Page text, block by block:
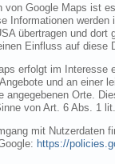
von Google Maps ist
Informationen werden
übertragen und dort
Einfluss auf diese
erfolgt im Interesse
und an einer
angegebenen Orte.
von Art. 6 Abs. 1
mit Nutzerdaten
https://